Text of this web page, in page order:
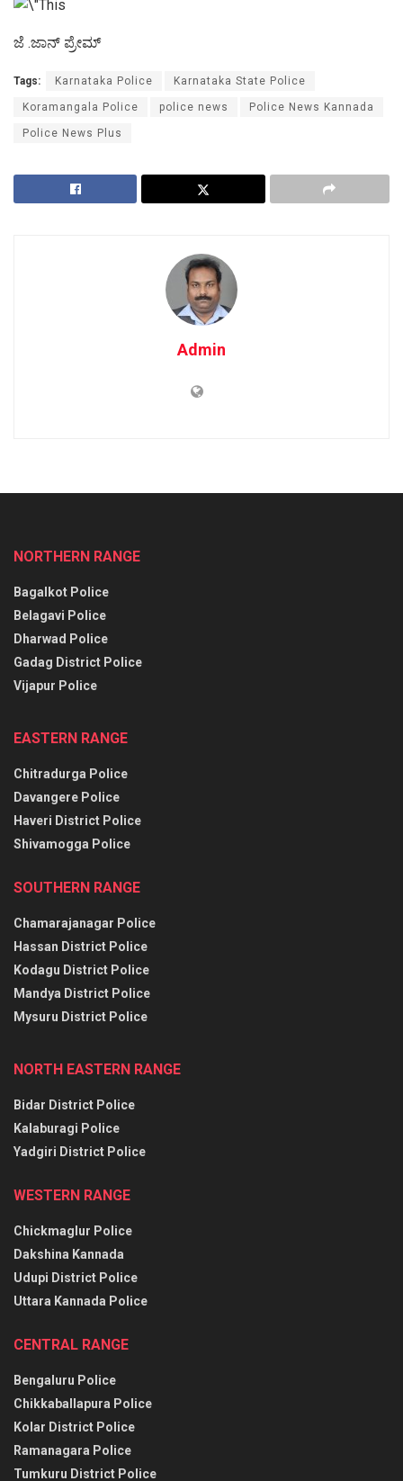
ಜೆ .ಜಾನ್ ಪ್ರೇಮ್
Tags: Karnataka Police Karnataka State Police
Koramangala Police police news Police News Kannada
Police News Plus
Admin
NORTHERN RANGE
Bagalkot Police
Belagavi Police
Dharwad Police
Gadag District Police
Vijapur Police
EASTERN RANGE
Chitradurga Police
Davangere Police
Haveri District Police
Shivamogga Police
SOUTHERN RANGE
Chamarajanagar Police
Hassan District Police
Kodagu District Police
Mandya District Police
Mysuru District Police
NORTH EASTERN RANGE
Bidar District Police
Kalaburagi Police
Yadgiri District Police
WESTERN RANGE
Chickmaglur Police
Dakshina Kannada
Udupi District Police
Uttara Kannada Police
CENTRAL RANGE
Bengaluru Police
Chikkaballapura Police
Kolar District Police
Ramanagara Police
Tumkuru District Police